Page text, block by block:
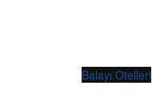
Balayı Otelleri